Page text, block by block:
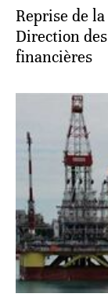
Reprise de
Direction
financières